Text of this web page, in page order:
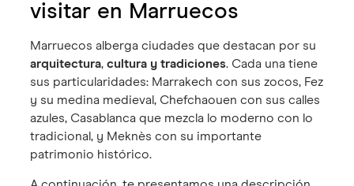
visitar en Marruecos
Marruecos alberga ciudades que destacan por su
arquitectura,cultura y tradiciones. Cada una tiene
sus particularidades: Marrakech con sus zocos, Fez
y su medina medieval, Chefchaouen con sus calles
azules, Casablanca que mezcla lo moderno con lo
tradicional, y Meknès con su importante
patrimonio histórico.